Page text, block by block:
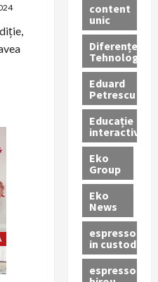
content
unic
Diferențe
Tehnologice
Eduard
Petrescu
Educație
interactivă
Eko
Group
Eko
News
espressoare
in custodie
espressor